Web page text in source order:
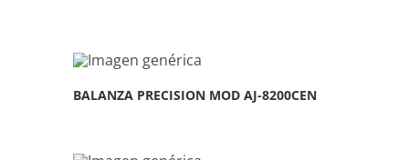
BALANZA PRECISION MOD AJ-8200CEN